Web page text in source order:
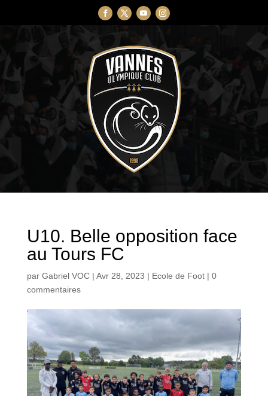
U10. Belle opposition face
au Tours FC
par Gabriel VOC| Avr 28, 2023 | Ecole de Foot| 0
commentaires